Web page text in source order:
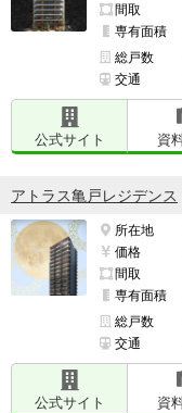
間取
専有面積
総戸数
交通
公式サイト 資
アトラス亀戸レジデンス
所在地
価格
間取
専有面積
総戸数
交通
公式サイト 資